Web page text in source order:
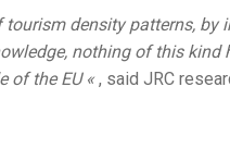
density patterns,
nothing of this kind
of the EU «, said JRC